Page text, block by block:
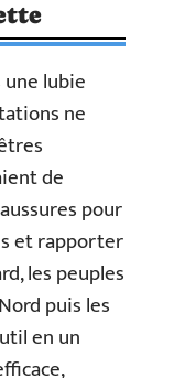
une lubie
ne
de
pour
et rapporter
les peuples
puis les
en un